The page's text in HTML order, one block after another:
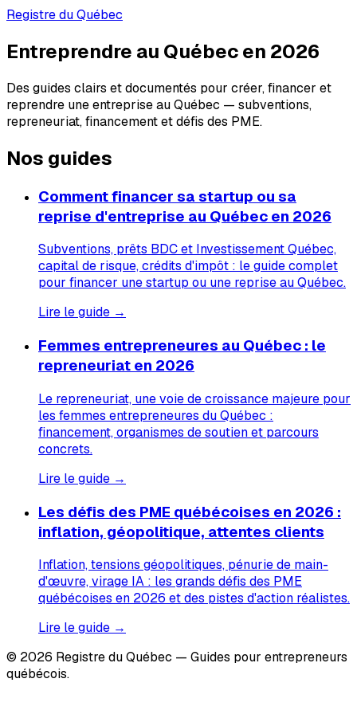
Registre du Québec
Entreprendre au Québec en 2026
Des guides clairs et documentés pour créer, financer et
reprendre une entreprise au Québec — subventions,
repreneuriat, financement et défis des PME.
Nos guides
Comment financer sa startup ou sa
reprise d'entreprise au Québec en 2026
Subventions, prêts BDC et Investissement Québec,
capital de risque, crédits d'impôt : le guide complet
pour financer une startup ou une reprise au Québec.
Lire le guide →
Femmes entrepreneures au Québec : le
repreneuriat en 2026
Le repreneuriat, une voie de croissance majeure pour
les femmes entrepreneures du Québec :
financement, organismes de soutien et parcours
concrets.
Lire le guide →
Les défis des PME québécoises en 2026 :
inflation, géopolitique, attentes clients
Inflation, tensions géopolitiques, pénurie de main-
d'œuvre, virage IA : les grands défis des PME
québécoises en 2026 et des pistes d'action réalistes.
Lire le guide →
© 2026 Registre du Québec — Guides pour entrepreneurs
québécois.